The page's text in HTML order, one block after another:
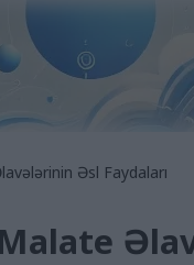
Əsl Faydaları